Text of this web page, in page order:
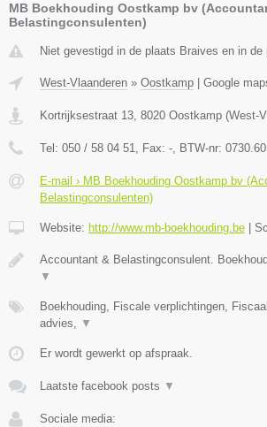
MB Boekhouding Oostkamp bv
Belastingconsulenten)
Niet gevestigd in de plaats Braives en in de
West-Vlaanderen » Oostkamp Google
Kortrijksestraat 13, 8020 Oostkamp (West-
Tel: 050 / 58 04 51, Fax: -, BTW-nr:
E-mail › MB Boekhouding Oostkamp bv
Belastingconsulenten)
Website: http://www.mb-boekhouding.be
Accountant & Belastingconsulent.
▼
Boekhouding, Fiscale verplichtingen,
advies, ▼
Er wordt gewerkt op afspraak.
Laatste facebook posts ▼
Sociale media: